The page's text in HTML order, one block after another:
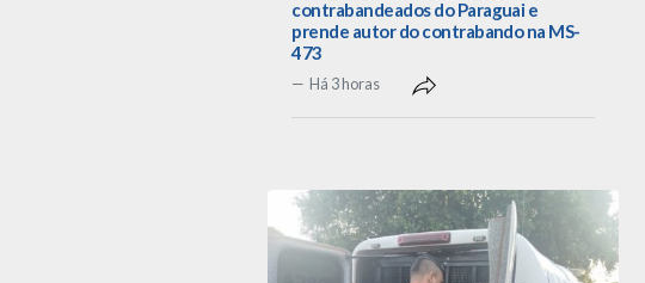
contrabandeados do Paraguai e
prende autor do contrabando na MS-
473
Há 3 horas